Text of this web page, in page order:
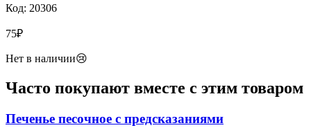
Код: 20306
75₽
Нет в наличии😢
Часто покупают вместе с этим товаром
Печенье песочное с предсказаниями